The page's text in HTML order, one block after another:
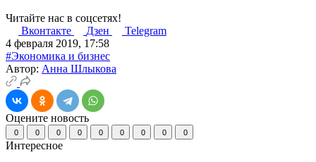
Читайте нас в соцсетях!
Вконтакте
Дзен
Telegram
4 февраля 2019, 17:58
#Экономика и бизнес
Автор: Анна Шлыкова
Оцените новость
0 0 0 0 0 0 0 0 0
Интересное